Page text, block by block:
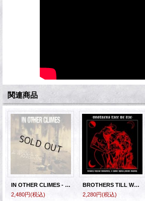
関連商品
IN OTHER CLIMES - Empty Bottles & Wasted Nights [CD]
2,480円(税込)
BROTHERS TILL WE DIE - Touch These Wounds I Came Back From Death [CD]
2,280円(税込)